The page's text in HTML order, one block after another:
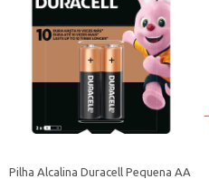
Pilha Alcalina Duracell Pequena AA